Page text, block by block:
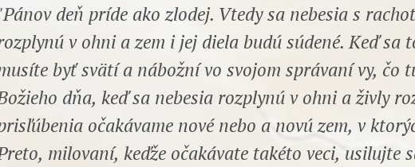
deň príde ako zlodej. Vtedy sa nebesia s
v ohni a zem i jej diela budú súdené. Keď
byť svätí a nábožní vo svojom správaní vy, čo
dňa, keď sa nebesia rozplynú v ohni a živly
očakávame nové nebo a novú zem, v
milovaní, keďže očakávate takéto veci, usilujte